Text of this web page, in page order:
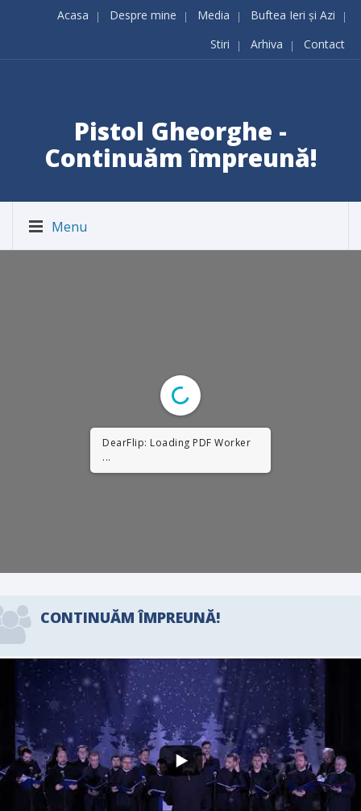
Acasa Despre mine Media
Buftea Ieri și Azi
Stiri
Arhiva Contact
Pistol Gheorghe -
Continuăm împreună!
Menu
DearFlip: Loading PDF Worker
...
CONTINUĂM ÎMPREUNĂ!